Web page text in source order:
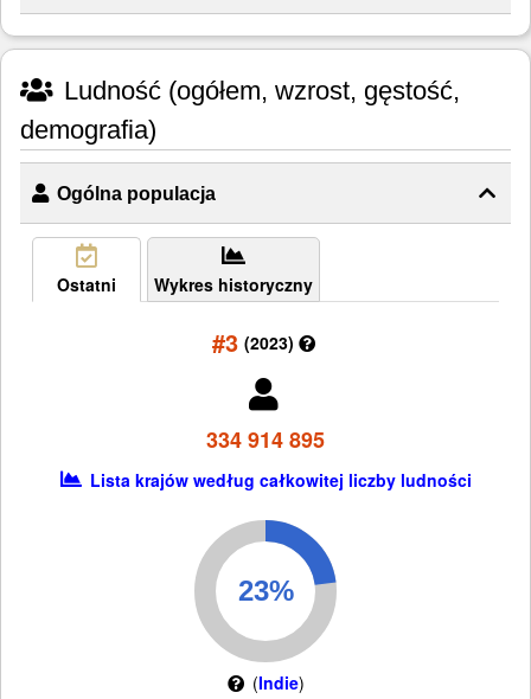
Ludność (ogółem, wzrost, gęstość,
demografia)
Ogólna populacja
Ostatni Wykres historyczny
#3 (2023)
334 914 895
Lista krajów według całkowitej liczby ludności
(Indie)